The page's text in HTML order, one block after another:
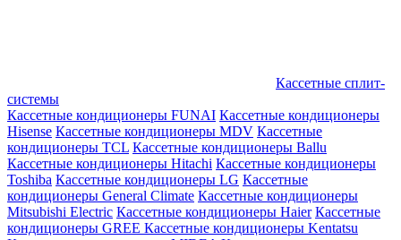
Кассетные сплит-
системы
Кассетные кондиционеры FUNAI Кассетные кондиционеры
Hisense Кассетные кондиционеры MDV Кассетные
кондиционеры TCL Кассетные кондиционеры Ballu
Кассетные кондиционеры Hitachi Кассетные кондиционеры
Toshiba Кассетные кондиционеры LG Кассетные
кондиционеры General Climate Кассетные кондиционеры
Mitsubishi Electric Кассетные кондиционеры Haier Кассетные
кондиционеры GREE Кассетные кондиционеры Kentatsu